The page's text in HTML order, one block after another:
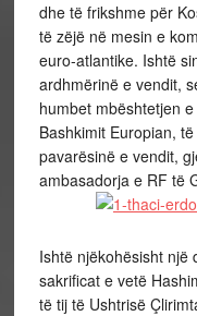
dhe të frikshme për
të zëjë në mesin e
euro-atlantike. Ishtë
ardhmërinë e vendit,
humbet mbështetjen
Bashkimit Europian,
pavarësinë e vendit,
ambasadorja e RF të
Ishtë njëkohësisht një
sakrificat e vetë
të tij të Ushtrisë